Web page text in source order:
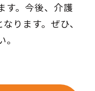
す。今後、介護
ります。ぜひ、